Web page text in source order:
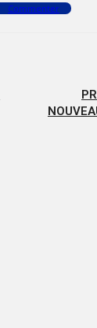
Commenter